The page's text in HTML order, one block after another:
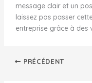
message clair et un
laissez pas passer
entreprise grâce à des
PRÉCÉDENT